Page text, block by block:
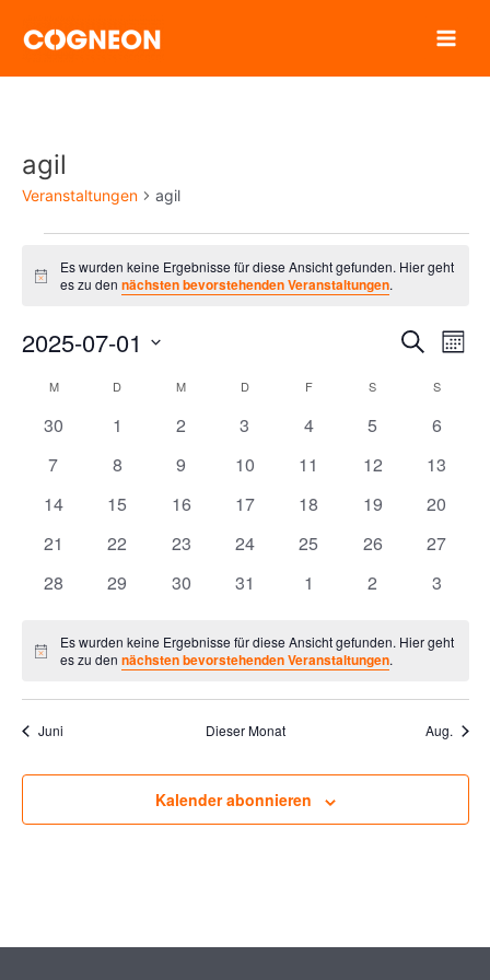
Inhalt
agil
Veranstaltungen agil
Hinweis
Es wurden keine Ergebnisse für diese Ansicht gefunden. Hier geht
es zu dennächsten bevorstehenden Veranstaltungen.
Suche
und
Suche
2025-07-01
wählen.
Kalender
von
Veranstaltungen
MMONTAG D DIENSTAGM MITTWOCH
DDONNERSTAG
FFREITAG S SAMSTAGS
0
30
0
1
0
2
0
3
0
4
0
5
0
6
0
7
0
8
0
9
0
10
0
11
0
12
0
13
0
14
0
15
0
16
0
17
0
18
0
19
0
20
0
21
0
22
0
23
0
24
0
25
0
26
0
27
0
28
0
29
0
30
0
31
0
1
0
2
0
3
Hinweis
Es wurden keine Ergebnisse für diese Ansicht gefunden. Hier geht
es zu dennächsten bevorstehenden Veranstaltungen.
Juni Dieser Monat Aug.
Kalender abonnieren